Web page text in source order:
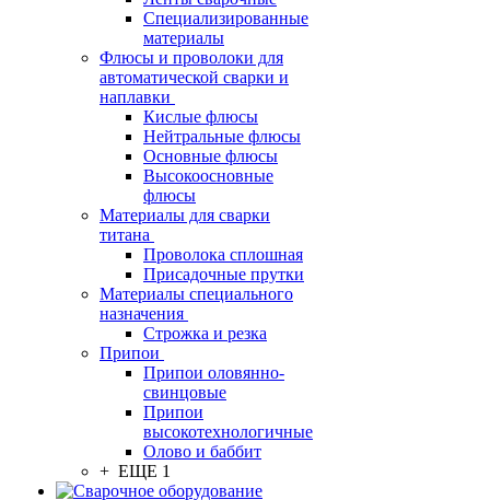
Специализированные
материалы
Флюсы и проволоки для
автоматической сварки и
наплавки
Кислые флюсы
Нейтральные флюсы
Основные флюсы
Высокоосновные
флюсы
Материалы для сварки
титана
Проволока сплошная
Присадочные прутки
Материалы специального
назначения
Строжка и резка
Припои
Припои оловянно-
свинцовые
Припои
высокотехнологичные
Олово и баббит
+ ЕЩЕ 1